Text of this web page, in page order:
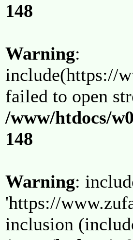
148
Warning:
include(https://
failed to open
/www/htdocs/
148
Warning:
'https://
inclusion